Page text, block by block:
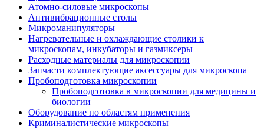
Атомно-силовые микроскопы
Антивибрационные столы
Микроманипуляторы
Нагревательные и охлаждающие столики к
микроскопам, инкубаторы и газмиксеры
Расходные материалы для микроскопии
Запчасти комплектующие аксессуары для микроскопа
Пробоподготовка микроскопии
Пробоподготовка в микроскопии для медицины и
биологии
Оборудование по областям применения
Криминалистические микроскопы